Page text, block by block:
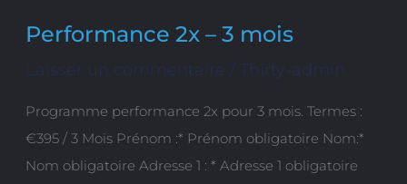
Performance 2x – 3 mois
Laisser un commentaire / Thirty-admin
Programme performance 2x pour 3 mois. Termes :
€395 / 3 Mois Prénom :* Prénom obligatoire Nom:*
Nom obligatoire Adresse 1 : * Adresse 1 obligatoire
Performance
2x
3
mois